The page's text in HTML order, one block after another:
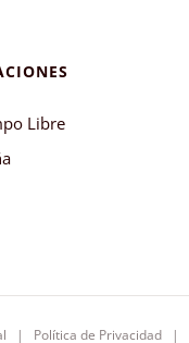
Libre
| Política de Privacidad |